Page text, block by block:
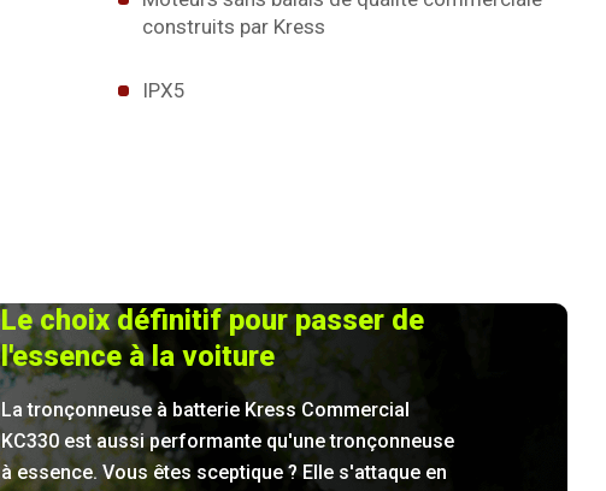
construits par Kress
IPX5
Le choix définitif pour passer de
l'essence à la voiture
La tronçonneuse à batterie Kress Commercial
KC330 est aussi performante qu'une tronçonneuse
à essence. Vous êtes sceptique ? Elle s'attaque en